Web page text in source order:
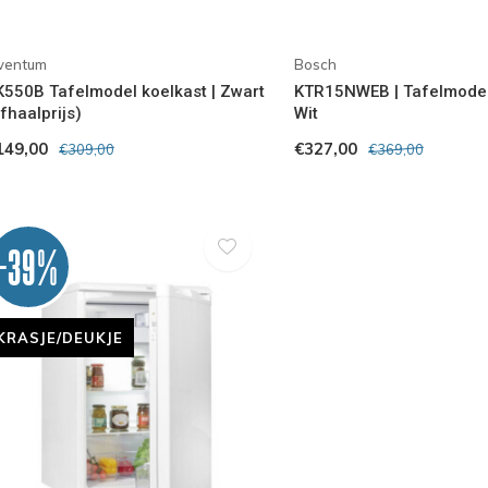
Tafelmodel koelkast | Zwart
€309,00
Bosch
KTR15NWEB |
Wit
€327,00 €369,00
-39%
DEUKJE